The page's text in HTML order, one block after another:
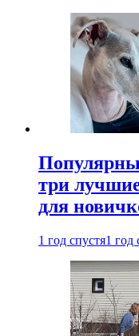
три
для
1 год спустя1 год